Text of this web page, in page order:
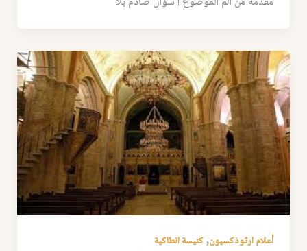
أعلام ارثوذكسيون,كنيسة انطاكية